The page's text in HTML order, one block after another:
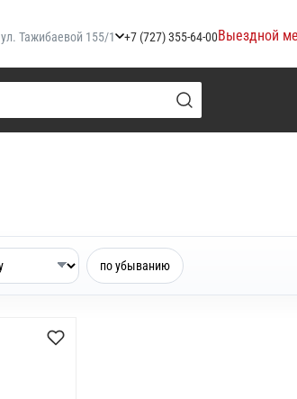
ул. Тажибаевой 155/1 +7 (727) 355-64-00Выездной
по убыванию